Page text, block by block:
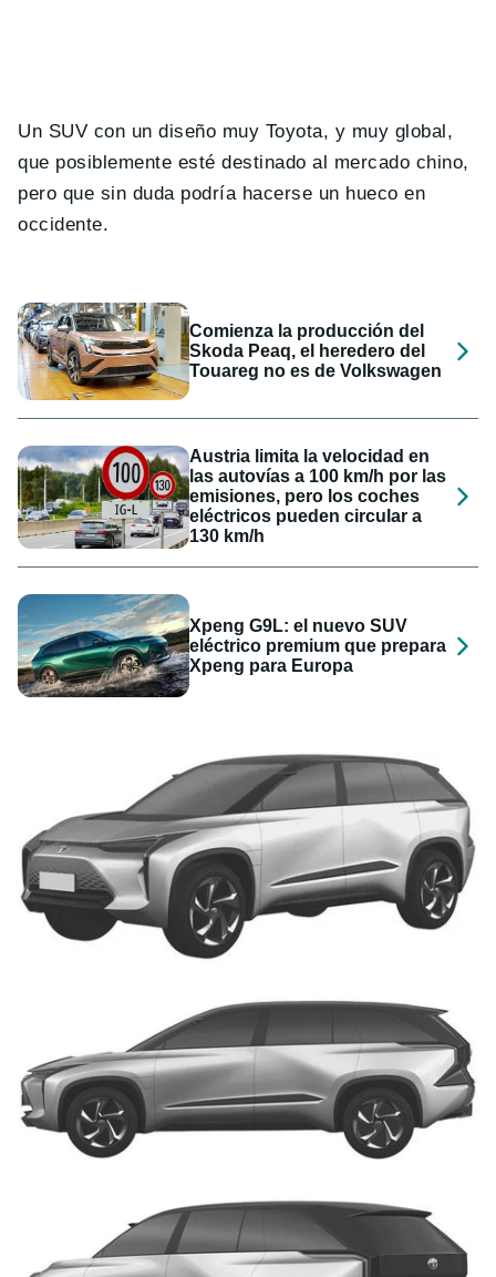
Un SUV con un diseño muy Toyota, y muy global,
que posiblemente esté destinado al mercado chino,
pero que sin duda podría hacerse un hueco en
occidente.
Comienza la producción del
Skoda Peaq, el heredero del
Touareg no es de Volkswagen
Austria limita la velocidad en
las autovías a 100 km/h por las
emisiones, pero los coches
eléctricos pueden circular a
130 km/h
Xpeng G9L: el nuevo SUV
eléctrico premium que prepara
Xpeng para Europa